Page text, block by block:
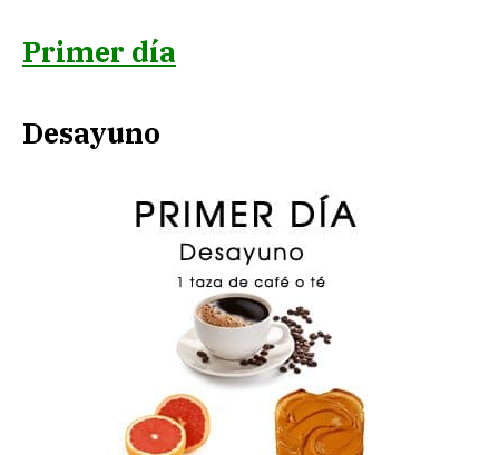
Primer día
Desayuno